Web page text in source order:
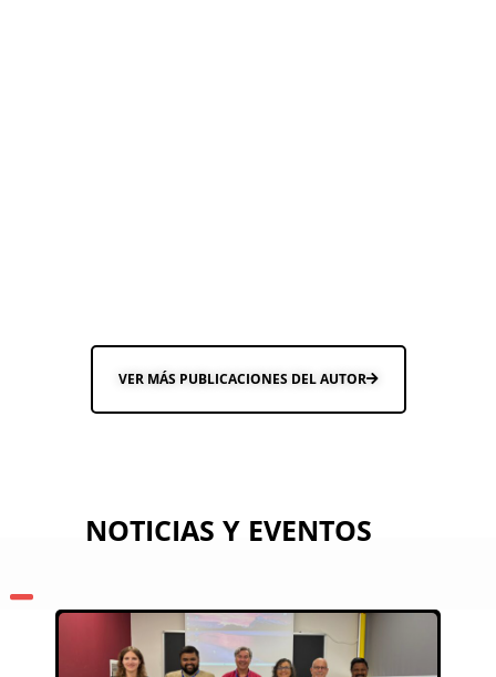
VER MÁS PUBLICACIONES DEL AUTOR
NOTICIAS Y EVENTOS